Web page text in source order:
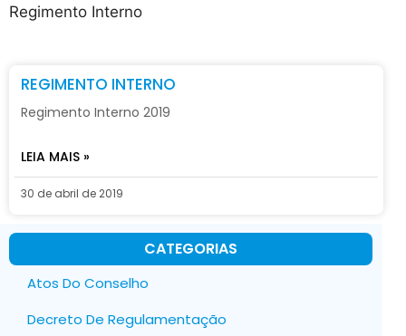
Regimento Interno
REGIMENTO INTERNO
Regimento Interno 2019
LEIA MAIS »
30 de abril de 2019
CATEGORIAS
Atos Do Conselho
Decreto De Regulamentação